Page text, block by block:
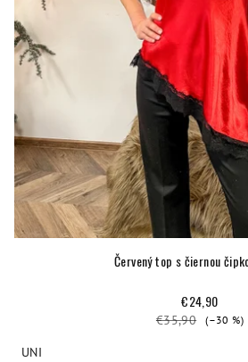
Červený top s čiernou
€24,90
€35,90 (–30 %)
UNI